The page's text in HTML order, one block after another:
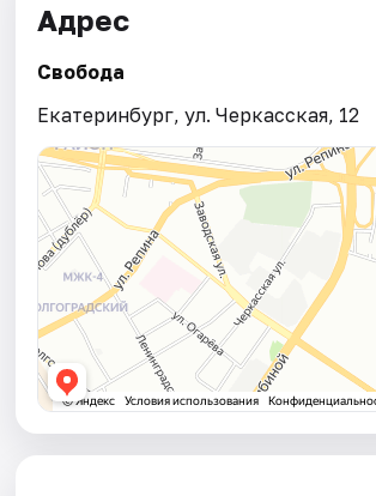
Адрес
Свобода
Екатеринбург, ул. Черкасская, 12